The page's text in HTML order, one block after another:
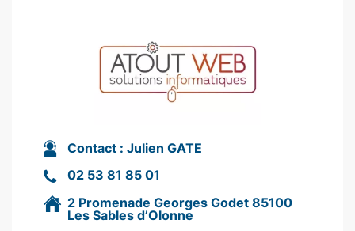
Contact : Julien GATE
02 53 81 85 01
2 Promenade Georges Godet 85100
Les Sables d’Olonne